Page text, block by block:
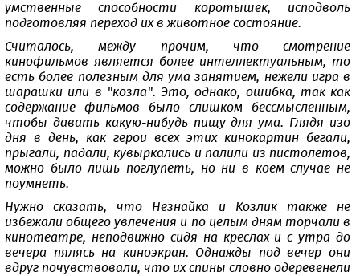
умственные способности коротышек, исподволь
подготовляя переход их в животное состояние.
Считалось, между прочим, что смотрение
кинофильмов является более интеллектуальным, то
есть более полезным для ума занятием, нежели игра в
шарашки или в "козла". Это, однако, ошибка, так как
содержание фильмов было слишком бессмысленным,
чтобы давать какую-нибудь пищу для ума. Глядя изо
дня в день, как герои всех этих кинокартин бегали,
прыгали, падали, кувыркались и палили из пистолетов,
можно было лишь поглупеть, но ни в коем случае не
поумнеть.
Нужно сказать, что Незнайка и Козлик также не
избежали общего увлечения и по целым дням торчали в
кинотеатре, неподвижно сидя на креслах и с утра до
вечера пялясь на киноэкран. Однажды под вечер они
вдруг почувствовали, что их спины словно одеревенели